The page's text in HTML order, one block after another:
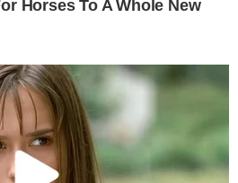
às 12h28 (horário local,
Essa fase marca o
discreto que quase não é
DO ECLIPSE NO BRASIL
A Lua entra na sombra
do campo de visão local.
é recomendado.